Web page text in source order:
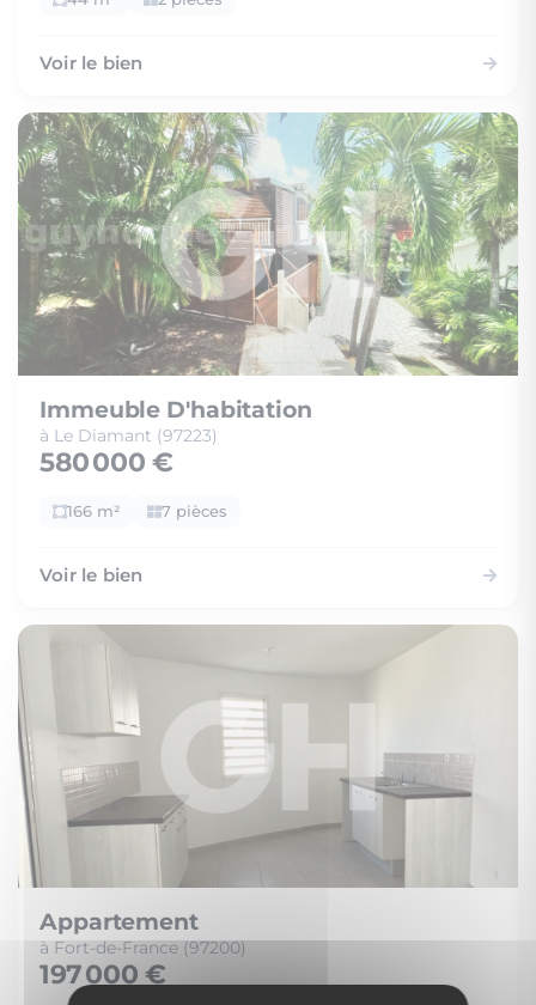
Voir le bien
Immeuble D'habitation
à Le Diamant (97223)
580 000 €
166 m² 7 pièces
Voir le bien
Appartement
à Fort-de-France (97200)
197 000 €